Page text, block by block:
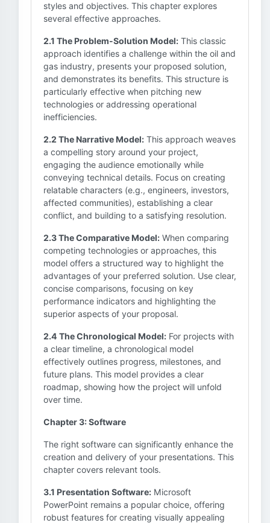
styles and objectives. This chapter explores
several effective approaches.
2.1 The Problem-Solution Model: This classic
approach identifies a challenge within the oil and
gas industry, presents your proposed solution,
and demonstrates its benefits. This structure is
particularly effective when pitching new
technologies or addressing operational
inefficiencies.
2.2 The Narrative Model: This approach weaves
a compelling story around your project,
engaging the audience emotionally while
conveying technical details. Focus on creating
relatable characters (e.g., engineers, investors,
affected communities), establishing a clear
conflict, and building to a satisfying resolution.
2.3 The Comparative Model: When comparing
competing technologies or approaches, this
model offers a structured way to highlight the
advantages of your preferred solution. Use clear,
concise comparisons, focusing on key
performance indicators and highlighting the
superior aspects of your proposal.
2.4 The Chronological Model: For projects with
a clear timeline, a chronological model
effectively outlines progress, milestones, and
future plans. This model provides a clear
roadmap, showing how the project will unfold
over time.
Chapter 3: Software
The right software can significantly enhance the
creation and delivery of your presentations. This
chapter covers relevant tools.
3.1 Presentation Software: Microsoft
PowerPoint remains a popular choice, offering
robust features for creating visually appealing